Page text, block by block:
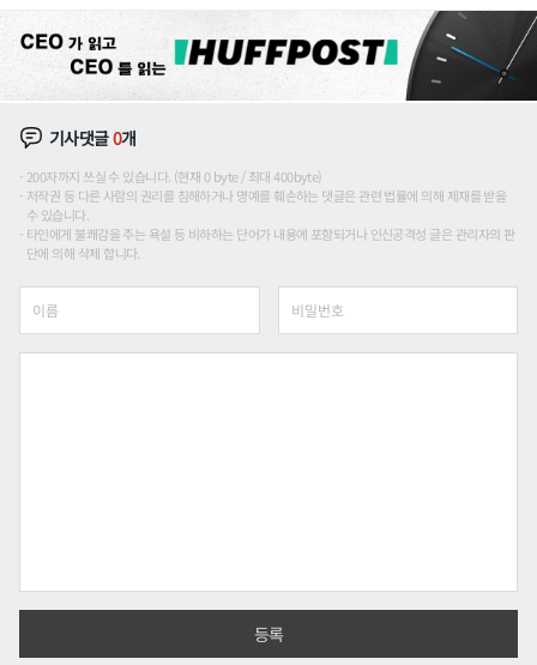
기사댓글0개
200자까지 쓰실 수 있습니다. (현재 0 byte / 최대 400byte)
저작권 등 다른 사람의 권리를 침해하거나 명예를 훼손하는 댓글은 관련 법률에 의해 제재를 받을
수 있습니다.
타인에게 불쾌감을 주는 욕설 등 비하하는 단어가 내용에 포함되거나 인신공격성 글은 관리자의 판
단에 의해 삭제 합니다.